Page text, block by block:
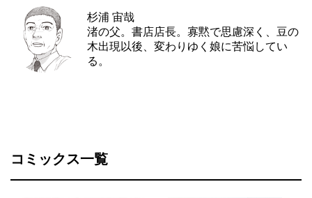
杉浦 宙哉
渚の父。書店店長。寡黙で思慮深く、豆の
木出現以後、変わりゆく娘に苦悩してい
る。
コミックス一覧